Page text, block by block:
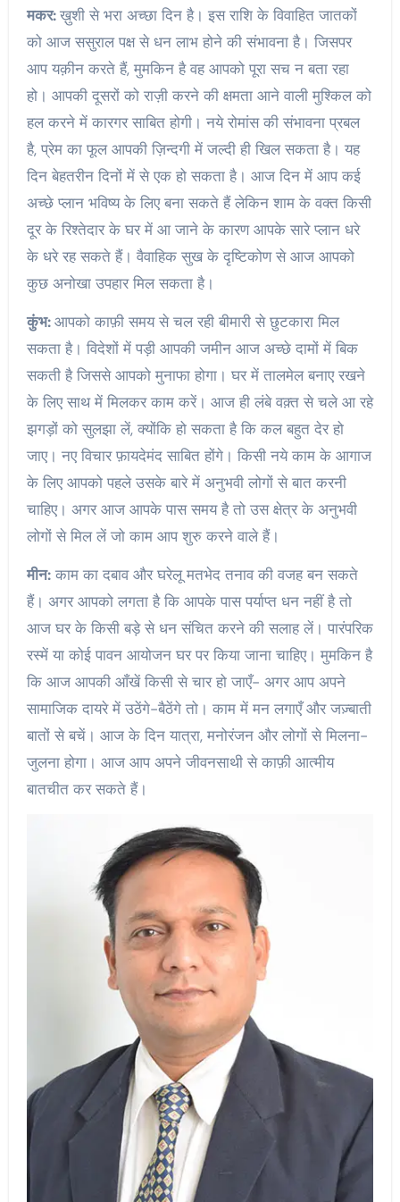
मकर:ख़ुशी से भरा अच्छा दिन है। इस राशि के विवाहित जातकों
को आज ससुराल पक्ष से धन लाभ होने की संभावना है। जिसपर
आप यक़ीन करते हैं, मुमकिन है वह आपको पूरा सच न बता रहा
हो। आपकी दूसरों को राज़ी करने की क्षमता आने वाली मुश्किल को
हल करने में कारगर साबित होगी। नये रोमांस की संभावना प्रबल
है, प्रेम का फूल आपकी ज़िन्दगी में जल्दी ही खिल सकता है। यह
दिन बेहतरीन दिनों में से एक हो सकता है। आज दिन में आप कई
अच्छे प्लान भविष्य के लिए बना सकते हैं लेकिन शाम के वक्त किसी
दूर के रिश्तेदार के घर में आ जाने के कारण आपके सारे प्लान धरे
के धरे रह सकते हैं। वैवाहिक सुख के दृष्टिकोण से आज आपको
कुछ अनोखा उपहार मिल सकता है।
कुंभ:आपको काफ़ी समय से चल रही बीमारी से छुटकारा मिल
सकता है। विदेशों में पड़ी आपकी जमीन आज अच्छे दामों में बिक
सकती है जिससे आपको मुनाफा होगा। घर में तालमेल बनाए रखने
के लिए साथ में मिलकर काम करें। आज ही लंबे वक़्त से चले आ रहे
झगड़ों को सुलझा लें, क्योंकि हो सकता है कि कल बहुत देर हो
जाए। नए विचार फ़ायदेमंद साबित होंगे। किसी नये काम के आगाज
के लिए आपको पहले उसके बारे में अनुभवी लोगों से बात करनी
चाहिए। अगर आज आपके पास समय है तो उस क्षेत्र के अनुभवी
लोगों से मिल लें जो काम आप शुरु करने वाले हैं।
मीन:काम का दबाव और घरेलू मतभेद तनाव की वजह बन सकते
हैं। अगर आपको लगता है कि आपके पास पर्याप्त धन नहीं है तो
आज घर के किसी बड़े से धन संचित करने की सलाह लें। पारंपरिक
रस्में या कोई पावन आयोजन घर पर किया जाना चाहिए। मुमकिन है
कि आज आपकी आँखें किसी से चार हो जाएँ- अगर आप अपने
सामाजिक दायरे में उठेंगे-बैठेंगे तो। काम में मन लगाएँ और जज़्बाती
बातों से बचें। आज के दिन यात्रा, मनोरंजन और लोगों से मिलना-
जुलना होगा। आज आप अपने जीवनसाथी से काफ़ी आत्मीय
बातचीत कर सकते हैं।